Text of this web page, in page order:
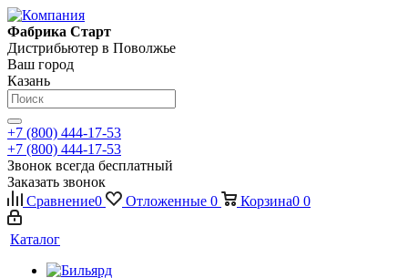
Фабрика Старт
Дистрибьютер в Поволжье
Ваш город
Казань
+7 (800) 444-17-53
+7 (800) 444-17-53
Звонок всегда бесплатный
Заказать звонок
Сравнение0 Отложенные 0 Корзина0 0
Каталог